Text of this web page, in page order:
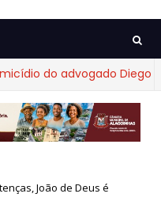
do advogado Diego
João de Deus é